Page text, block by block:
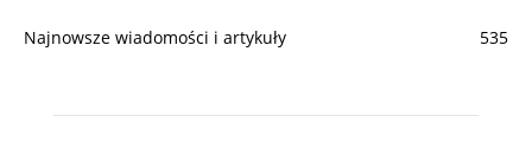
Najnowsze wiadomości i artykuły 535